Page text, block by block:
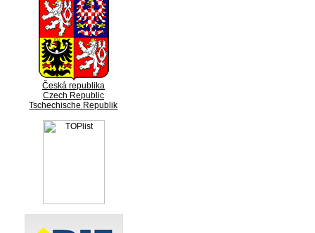
Česká republika
Czech Republic
Tschechische Republik